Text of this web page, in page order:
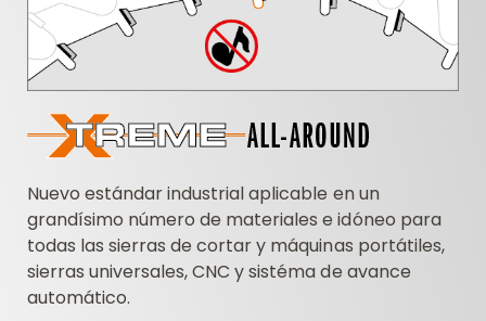
Nuevo estándar industrial aplicable en un
grandísimo número de materiales e idóneo para
todas las sierras de cortar y máquinas portátiles,
sierras universales, CNC y sistéma de avance
automático.